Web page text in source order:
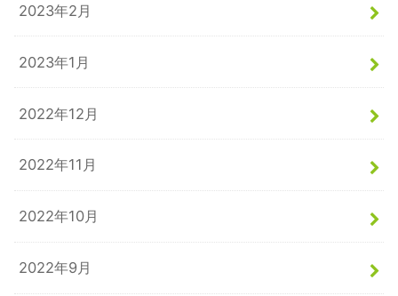
2023年2月
2023年1月
2022年12月
2022年11月
2022年10月
2022年9月